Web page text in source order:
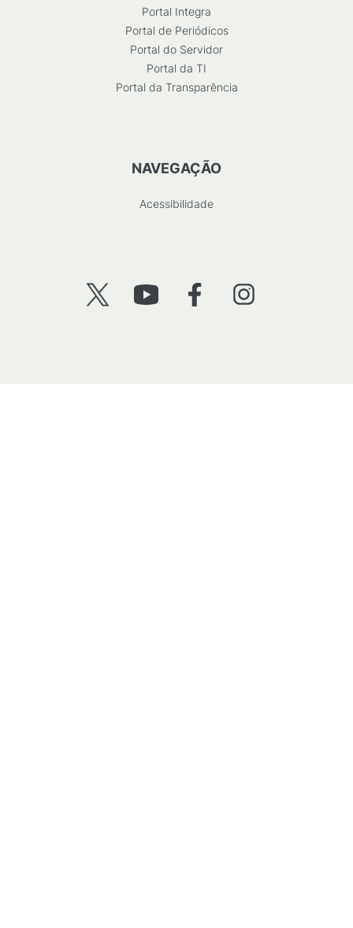
Portal Integra
Portal de Periódicos
Portal do Servidor
Portal da TI
Portal da Transparência
NAVEGAÇÃO
Acessibilidade